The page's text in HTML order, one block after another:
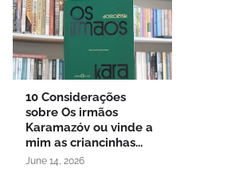
10 Considerações
sobre Os irmãos
Karamazóv ou vinde a
mim as criancinhas...
June 14, 2026